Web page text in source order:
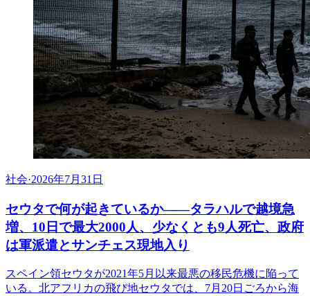
社会·2026年7月31日
セウタで何が起きているか——タラハルで越境急
増、10日で最大2000人、少なくとも9人死亡、政府
は軍派遣とサンチェス現地入り
スペイン領セウタが2021年5月以来最悪の移民危機に陥って
いる。北アフリカの飛び地セウタでは、7月20日ごろから海